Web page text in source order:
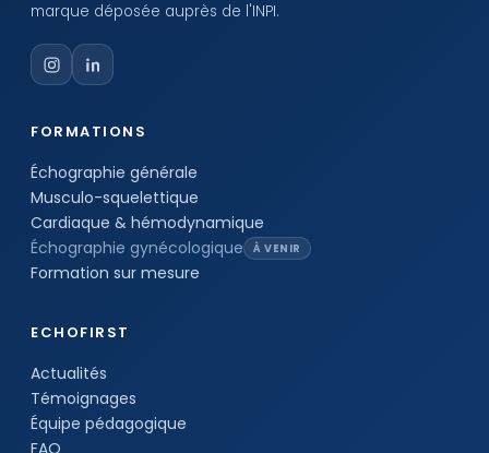
marque déposée auprès de l'INPI.
FORMATIONS
Échographie générale
Musculo-squelettique
Cardiaque & hémodynamique
Échographie gynécologique
À VENIR
Formation sur mesure
ECHOFIRST
Actualités
Témoignages
Équipe pédagogique